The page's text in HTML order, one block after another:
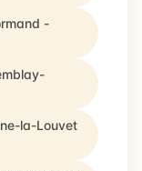
-
la-Louvet